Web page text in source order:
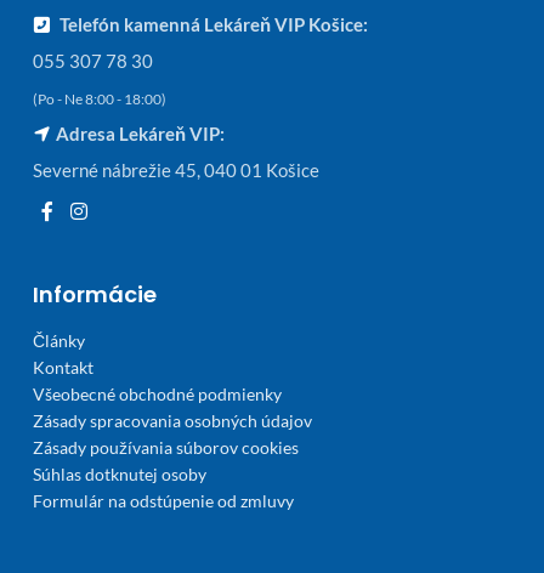
Telefón kamenná Lekáreň VIP Košice:
055 307 78 30
(Po - Ne 8:00 - 18:00)
Adresa Lekáreň VIP:
Severné nábrežie 45, 040 01 Košice
Informácie
Články
Kontakt
Všeobecné obchodné podmienky
Zásady spracovania osobných údajov
Zásady používania súborov cookies
Súhlas dotknutej osoby
Formulár na odstúpenie od zmluvy